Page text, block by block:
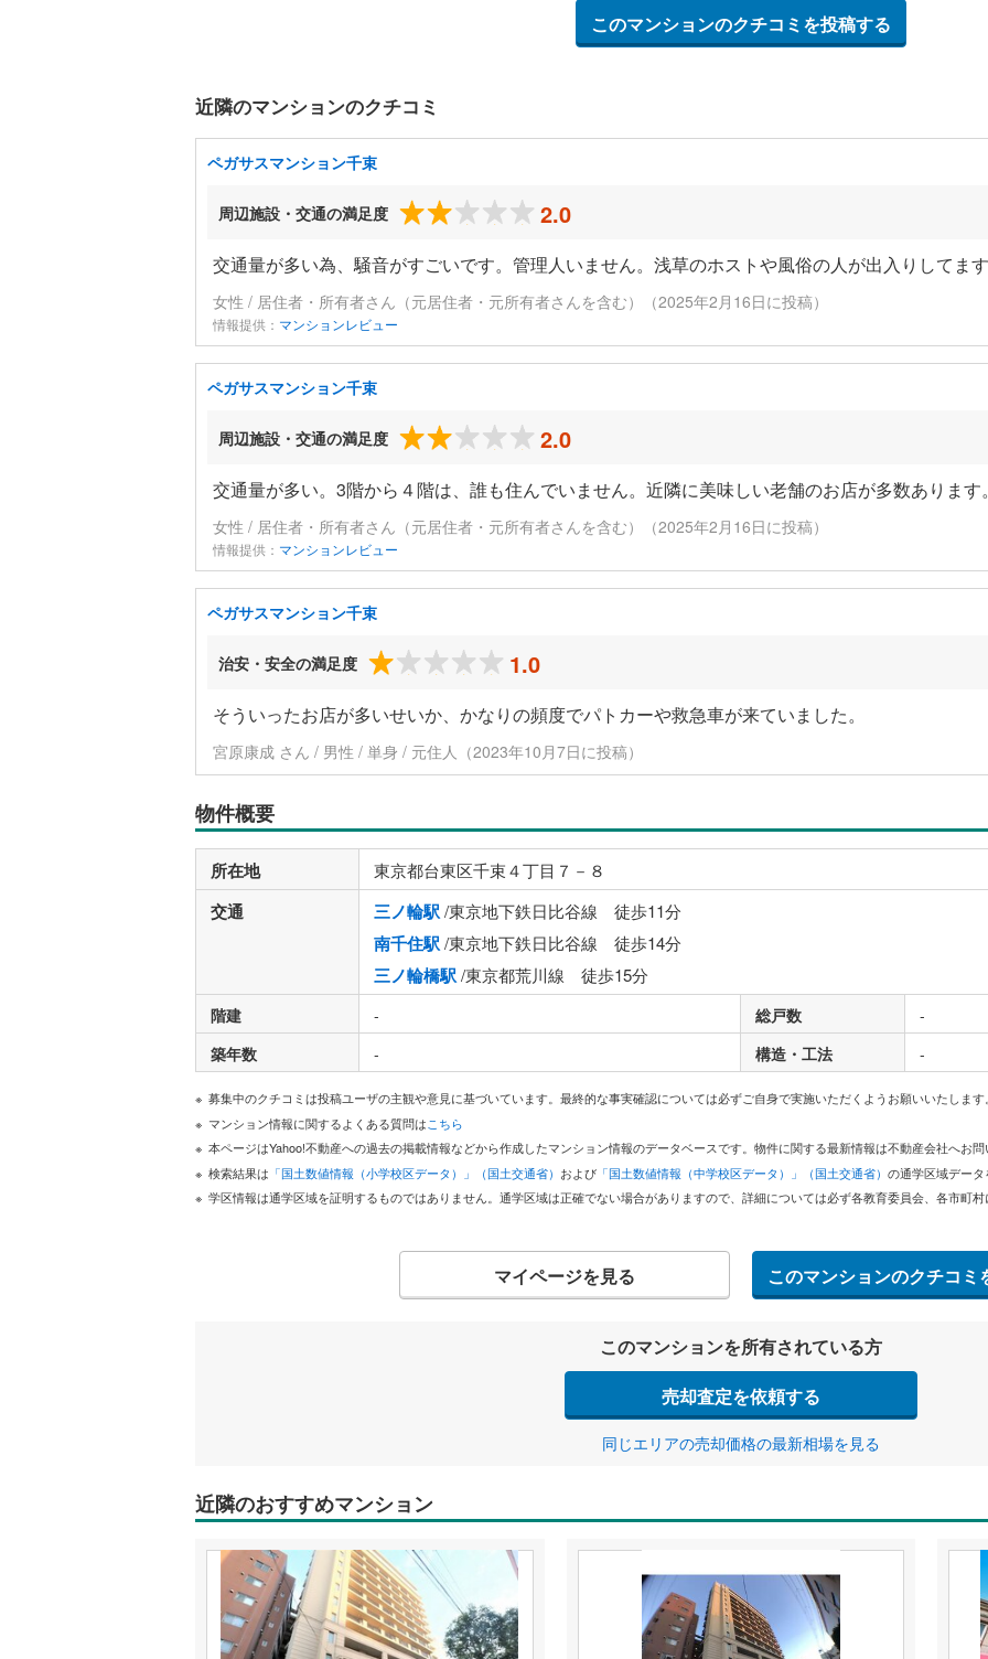
このマンションのクチコミを投稿する
近隣のマンションのクチコミ
ペガサスマンション千束
周辺施設・交通の満足度 2.0
交通量が多い為、騒音がすごいです。管理人いません。浅草のホストや風俗の人が出入りしてま
女性 / 居住者・所有者さん（元居住者・元所有者さんを含む）（2025年2月16日に投稿）
情報提供： マンションレビュー
ペガサスマンション千束
周辺施設・交通の満足度 2.0
交通量が多い。3階から４階は、誰も住んでいません。近隣に美味しい老舗のお店が多数あります
女性 / 居住者・所有者さん（元居住者・元所有者さんを含む）（2025年2月16日に投稿）
情報提供： マンションレビュー
ペガサスマンション千束
治安・安全の満足度 1.0
そういったお店が多いせいか、かなりの頻度でパトカーや救急車が来ていました。
宮原康成 さん / 男性 / 単身 / 元住人（2023年10月7日に投稿）
物件概要
所在地 東京都台東区千束４丁目７－８
交通 三ノ輪駅/東京地下鉄日比谷線 徒歩11分
南千住駅/東京地下鉄日比谷線 徒歩14分
三ノ輪橋駅/東京都荒川線 徒歩15分
階建 - 総戸数
-
築年数
- 構造・工法 -
募集中のクチコミは投稿ユーザの主観や意見に基づいています。最終的な事実確認については必ずご自身で実施いただくようお願いいたします
マンション情報に関するよくある質問はこちら
本ページはYahoo!不動産への過去の掲載情報などから作成したマンション情報のデータベースです。物件に関する最新情報は不動産会社へお
検索結果は 「国土数値情報（小学校区データ）」（国土交通省） および 「国土数値情報（中学校区データ）」（国土交通省） の通学区域デー
学区情報は通学区域を証明するものではありません。通学区域は正確でない場合がありますので、詳細については必ず各教育委員会、各市町
マイページを見る このマンションのクチコミ
このマンションを所有されている方
売却査定を依頼する
同じエリアの売却価格の最新相場を見る
近隣のおすすめマンション